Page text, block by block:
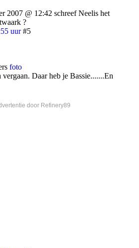
2007 @ 12:42 schreef Neelis het
?
uur #5
foto
Daar heb je Bassie.......En
door Refinery89